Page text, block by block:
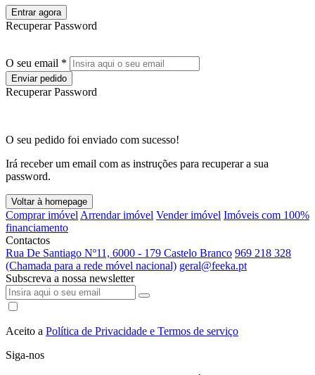
Entrar agora
Recuperar Password
O seu email *
Enviar pedido
Recuperar Password
O seu pedido foi enviado com sucesso!
Irá receber um email com as instruções para recuperar a sua
password.
Voltar à homepage
Comprar imóvel Arrendar imóvel Vender imóvel Imóveis com 100%
financiamento
Contactos
Rua De Santiago Nº11, 6000 - 179 Castelo Branco 969 218 328
(Chamada para a rede móvel nacional) geral@feeka.pt
Subscreva a nossa newsletter
Aceito a Política de Privacidade e Termos de serviço
Siga-nos